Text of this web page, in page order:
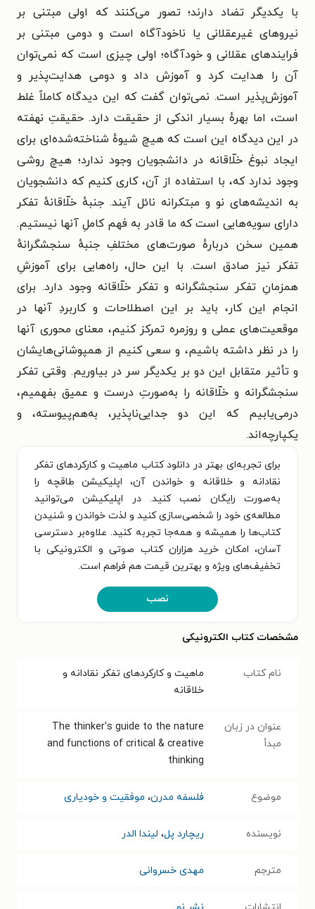
با یکدیگر تضاد دارند؛ تصور می‌کنند که اولی مبتنی بر
نیروهای غیرعقلانی یا ناخودآگاه است و دومی مبتنی بر
فرایندهای عقلانی و خودآگاه؛ اولی چیزی است که نمی‌توان
آن را هدایت کرد و آموزش داد و دومی هدایت‌پذیر و
آموزش‌پذیر است. نمی‌توان گفت که این دیدگاه کاملاً غلط
است، اما بهرهٔ بسیار اندکی از حقیقت دارد. حقیقتِ نهفته
در این دیدگاه این است که هیچ شیوهٔ شناخته‌شده‌ای برای
ایجاد نبوغ خلّاقانه در دانشجویان وجود ندارد؛ هیچ روشی
وجود ندارد که، با استفاده از آن، کاری کنیم که دانشجویان
به اندیشه‌های نو و مبتکرانه نائل آیند. جنبهٔ خلّاقانهٔ تفکر
دارای سویه‌هایی است که ما قادر به فهم کاملِ آنها نیستیم.
همین سخن دربارهٔ صورت‌های مختلفِ جنبهٔ سنجشگرانهٔ
تفکر نیز صادق است. با این حال، راه‌هایی برای آموزشِ
همزمانِ تفکر سنجشگرانه و تفکر خلّاقانه وجود دارد. برای
انجام این کار، باید بر این اصطلاحات و کاربردِ آنها در
موقعیت‌های عملی و روزمره تمرکز کنیم، معنای محوری آنها
را در نظر داشته باشیم، و سعی کنیم از همپوشانی‌هایشان
و تأثیر متقابل این دو بر یکدیگر سر در بیاوریم. وقتی تفکر
سنجشگرانه و خلّاقانه را به‌صورتِ درست و عمیق بفهمیم،
درمی‌یابیم که این دو جدایی‌ناپذیر، به‌هم‌پیوسته، و
یکپارچه‌اند.
برای تجربه‌ای بهتر در دانلود کتاب ماهیت و کارکردهای تفکر
نقادانه و خلاقانه و خواندن آن، اپلیکیشن طاقچه را
به‌صورت رایگان نصب کنید. در اپلیکیشن می‌توانید
مطالعه‌ی خود را شخصی‌سازی کنید و لذت خواندن و شنیدن
کتاب‌ها را همیشه و همه‌جا تجربه کنید. علاوه‌بر دسترسی
آسان، امکان خرید هزاران کتاب صوتی و الکترونیکی با
تخفیف‌های ویژه و بهترین قیمت هم فراهم است.
نصب
مشخصات کتاب الکترونیکی
نام کتاب
ماهیت و کارکردهای تفکر نقادانه و
خلاقانه
عنوان در زبان
مبدأ
The thinker's guide to the nature
and functions of critical & creative
thinking
موضوع فلسفه مدرن، موفقیت و خودیاری
نویسنده ریچارد پل، لیندا الدر
مترجم مهدی خسروانی